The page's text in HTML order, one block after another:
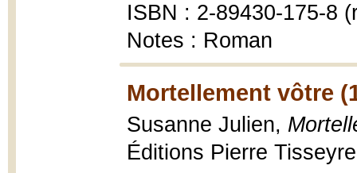
ISBN : 2-89430-175-8
Notes : Roman
Mortellement vôtre
Susanne Julien,
Éditions Pierre